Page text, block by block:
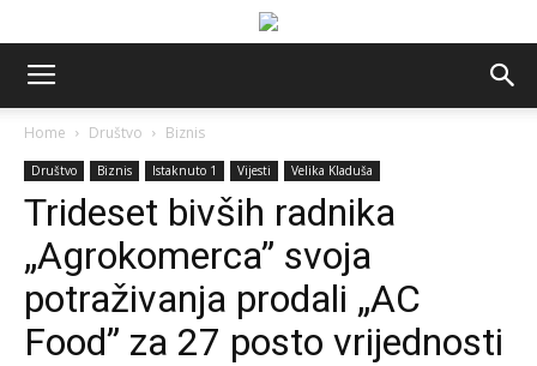
Home Društvo Biznis
Društvo Biznis Istaknuto 1 Vijesti Velika Kladuša
Trideset bivših radnika
„Agrokomerca” svoja
potraživanja prodali „AC
Food” za 27 posto vrijednosti